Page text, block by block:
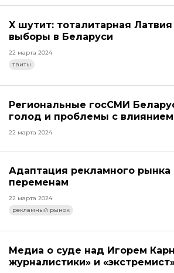
X шутит: тоталитарная
выборы в Беларуси
22 марта 2024
твиты
Региональные госСМИ
голод и проблемы с влиянием
22 марта 2024
Адаптация рекламного рынка
переменам
22 марта 2024
рекламный рынок
Медиа о суде над Игорем
журналистики» и